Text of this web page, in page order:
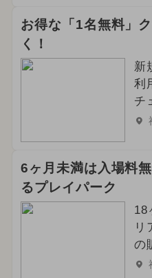
お得な「1名無料」
く！
新
利
チ
6ヶ月未満は入場料
るプレイパーク
18
リ
の